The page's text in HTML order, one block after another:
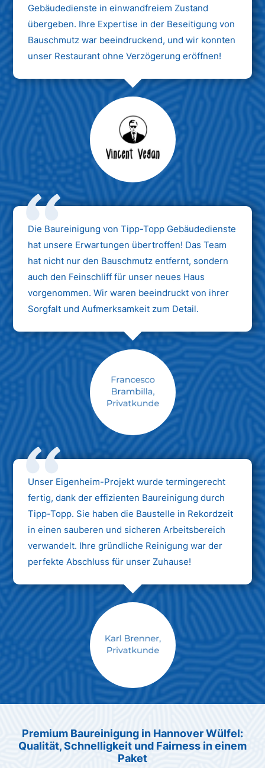
Gebäudedienste in einwandfreiem Zustand
übergeben. Ihre Expertise in der Beseitigung von
Bauschmutz war beeindruckend, und wir konnten
unser Restaurant ohne Verzögerung eröffnen!
Max Mustermann
Unternehmen AG
Die Baureinigung von Tipp-Topp Gebäudedienste
hat unsere Erwartungen übertroffen! Das Team
hat nicht nur den Bauschmutz entfernt, sondern
auch den Feinschliff für unser neues Haus
vorgenommen. Wir waren beeindruckt von ihrer
Sorgfalt und Aufmerksamkeit zum Detail.
Max Mustermann
Unternehmen AG
Unser Eigenheim-Projekt wurde termingerecht
fertig, dank der effizienten Baureinigung durch
Tipp-Topp. Sie haben die Baustelle in Rekordzeit
in einen sauberen und sicheren Arbeitsbereich
verwandelt. Ihre gründliche Reinigung war der
perfekte Abschluss für unser Zuhause!
Max Mustermann
Premium Baureinigung in Hannover Wülfel:
Qualität, Schnelligkeit und Fairness in einem
Paket